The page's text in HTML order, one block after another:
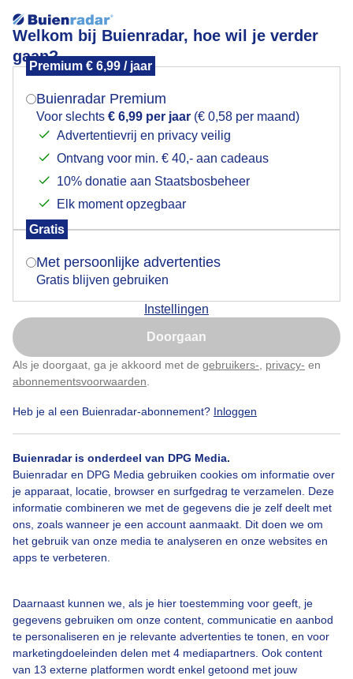
Welkom bij Buienradar, hoe wil je verder
gaan?
Premium € 6,99 / jaar
Buienradar Premium
Voor slechts € 6,99 per jaar (€ 0,58 per maand)
Advertentievrij en privacy veilig
Ontvang voor min. € 40,- aan cadeaus
10% donatie aan Staatsbosbeheer
Elk moment opzegbaar
Gratis
Met persoonlijke advertenties
Gratis blijven gebruiken
Instellingen
Doorgaan
Als je doorgaat, ga je akkoord met de gebruikers- privacy- en
abonnementsvoorwaarden
Heb je al een Buienradar-abonnement? Inloggen
Buienradar is onderdeel van DPG Media.
Buienradar en DPG Media gebruiken cookies om informatie over
je apparaat, locatie, browser en surfgedrag te verzamelen. Deze
informatie combineren we met de gegevens die je zelf deelt met
ons, zoals wanneer je een account aanmaakt. Dit doen we om
het gebruik van onze media te analyseren en onze websites en
apps te verbeteren.
Daarnaast kunnen we, als je hier toestemming voor geeft, je
gegevens gebruiken om onze content, communicatie en aanbod
te personaliseren en je relevante advertenties te tonen, en voor
marketingdoeleinden delen met 4 mediapartners. Ook content
van 13 externe platformen wordt enkel getoond met jouw
De zon gaat onder
Buitengebied Deventer
Door: Jan Simmes Gemaakt: 12-11-2025, 259x bekeken
Bekijk slideshow
Mogen we je locatie gebruiken voor het
Indien je hier nog geen akkoord op hebt gegeven,
verschijnt er zo een pop-up uit je browser waarin
Is goed, toon de popup
Nu niet, misschien later
Klik hierom dit aan te passen